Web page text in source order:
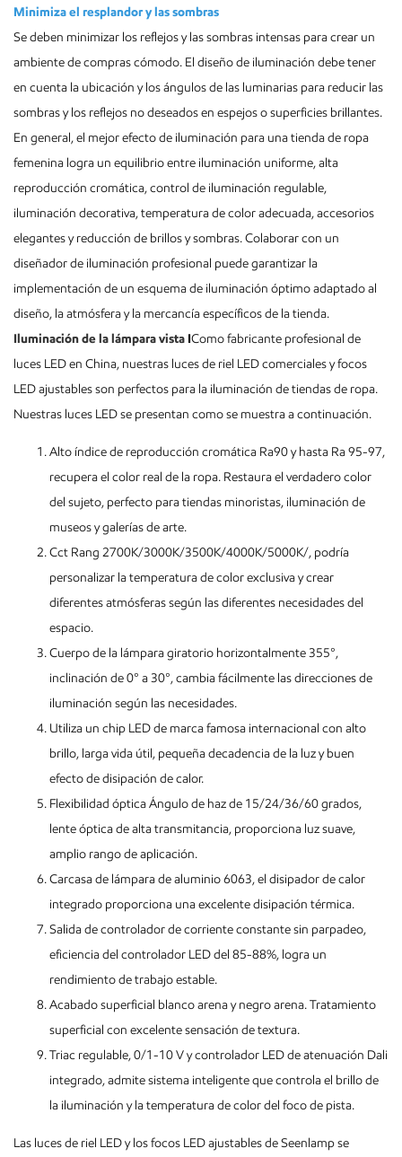
Minimiza el resplandor y las sombras
Se deben minimizar los reflejos y las sombras intensas para crear un
ambiente de compras cómodo. El diseño de iluminación debe tener
en cuenta la ubicación y los ángulos de las luminarias para reducir las
sombras y los reflejos no deseados en espejos o superficies brillantes.
En general, el mejor efecto de iluminación para una tienda de ropa
femenina logra un equilibrio entre iluminación uniforme, alta
reproducción cromática, control de iluminación regulable,
iluminación decorativa, temperatura de color adecuada, accesorios
elegantes y reducción de brillos y sombras. Colaborar con un
diseñador de iluminación profesional puede garantizar la
implementación de un esquema de iluminación óptimo adaptado al
diseño, la atmósfera y la mercancía específicos de la tienda.
Iluminación de la lámpara vista IComo fabricante profesional de
luces LED en China, nuestras luces de riel LED comerciales y focos
LED ajustables son perfectos para la iluminación de tiendas de ropa.
Nuestras luces LED se presentan como se muestra a continuación.
Alto índice de reproducción cromática Ra90 y hasta Ra 95-97,
recupera el color real de la ropa. Restaura el verdadero color
del sujeto, perfecto para tiendas minoristas, iluminación de
museos y galerías de arte.
Cct Rang 2700K/3000K/3500K/4000K/5000K/, podría
personalizar la temperatura de color exclusiva y crear
diferentes atmósferas según las diferentes necesidades del
espacio.
Cuerpo de la lámpara giratorio horizontalmente 355°,
inclinación de 0° a 30°, cambia fácilmente las direcciones de
iluminación según las necesidades.
Utiliza un chip LED de marca famosa internacional con alto
brillo, larga vida útil, pequeña decadencia de la luz y buen
efecto de disipación de calor.
Flexibilidad óptica Ángulo de haz de 15/24/36/60 grados,
lente óptica de alta transmitancia, proporciona luz suave,
amplio rango de aplicación.
Carcasa de lámpara de aluminio 6063, el disipador de calor
integrado proporciona una excelente disipación térmica.
Salida de controlador de corriente constante sin parpadeo,
eficiencia del controlador LED del 85-88%, logra un
rendimiento de trabajo estable.
Acabado superficial blanco arena y negro arena. Tratamiento
superficial con excelente sensación de textura.
Triac regulable, 0/1-10 V y controlador LED de atenuación Dali
integrado, admite sistema inteligente que controla el brillo de
la iluminación y la temperatura de color del foco de pista.
Las luces de riel LED y los focos LED ajustables de Seenlamp se